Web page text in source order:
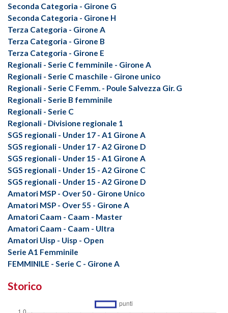
Seconda Categoria - Girone G
Seconda Categoria - Girone H
Terza Categoria - Girone A
Terza Categoria - Girone B
Terza Categoria - Girone E
Regionali - Serie C femminile - Girone A
Regionali - Serie C maschile - Girone unico
Regionali - Serie C Femm. - Poule Salvezza Gir. G
Regionali - Serie B femminile
Regionali - Serie C
Regionali - Divisione regionale 1
SGS regionali - Under 17 - A1 Girone A
SGS regionali - Under 17 - A2 Girone D
SGS regionali - Under 15 - A1 Girone A
SGS regionali - Under 15 - A2 Girone C
SGS regionali - Under 15 - A2 Girone D
Amatori MSP - Over 50 - Girone Unico
Amatori MSP - Over 55 - Girone A
Amatori Caam - Caam - Master
Amatori Caam - Caam - Ultra
Amatori Uisp - Uisp - Open
Serie A1 Femminile
FEMMINILE - Serie C - Girone A
Storico